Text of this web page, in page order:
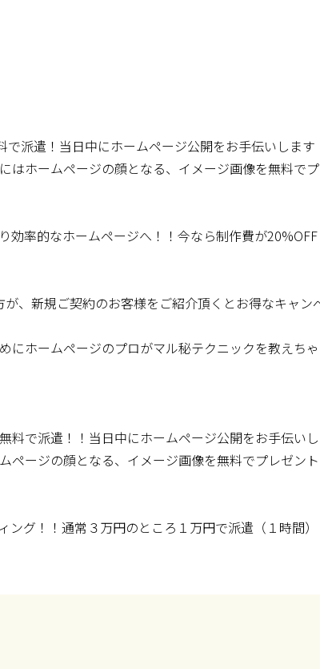
派遣！当日中にホームページ公開をお手伝いします
はホームページの顔となる、イメージ画像を無料で
効率的なホームページへ！！今なら制作費が
、新規ご契約のお客様をご紹介頂くとお得なキャン
にホームページのプロがマル秘テクニックを教えち
料で派遣！！当日中にホームページ公開をお手伝い
ページの顔となる、イメージ画像を無料でプレゼント
グ！！通常３万円のところ１万円で派遣（１時間）